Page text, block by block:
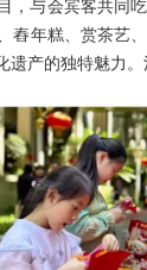
，与会宾客共同
舂年糕、赏茶艺
产的独特魅力。